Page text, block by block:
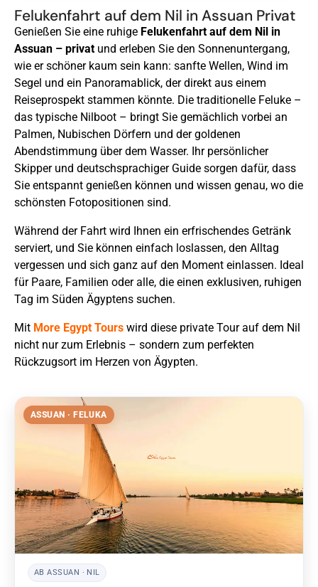
Felukenfahrt auf dem Nil in Assuan Privat
Genießen Sie eine ruhige Felukenfahrt auf dem Nil in
Assuan – privat und erleben Sie den Sonnenuntergang,
wie er schöner kaum sein kann: sanfte Wellen, Wind im
Segel und ein Panoramablick, der direkt aus einem
Reiseprospekt stammen könnte. Die traditionelle Feluke –
das typische Nilboot – bringt Sie gemächlich vorbei an
Palmen, Nubischen Dörfern und der goldenen
Abendstimmung über dem Wasser. Ihr persönlicher
Skipper und deutschsprachiger Guide sorgen dafür, dass
Sie entspannt genießen können und wissen genau, wo die
schönsten Fotopositionen sind.
Während der Fahrt wird Ihnen ein erfrischendes Getränk
serviert, und Sie können einfach loslassen, den Alltag
vergessen und sich ganz auf den Moment einlassen. Ideal
für Paare, Familien oder alle, die einen exklusiven, ruhigen
Tag im Süden Ägyptens suchen.
Mit More Egypt Tours wird diese private Tour auf dem Nil
nicht nur zum Erlebnis – sondern zum perfekten
Rückzugsort im Herzen von Ägypten.
ASSUAN · FELUKA
AB ASSUAN · NIL